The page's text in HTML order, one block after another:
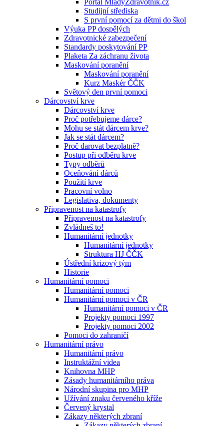
Portál MladyZdravotnik.cz
Studijní střediska
S první pomocí za dětmi do škol
Výuka PP dospělých
Zdravotnické zabezpečení
Standardy poskytování PP
Plaketa Za záchranu života
Maskování poranění
Maskování poranění
Kurz Maskér ČČK
Světový den první pomoci
Dárcovství krve
Dárcovství krve
Proč potřebujeme dárce?
Mohu se stát dárcem krve?
Jak se stát dárcem?
Proč darovat bezplatně?
Postup při odběru krve
Typy odběrů
Oceňování dárců
Použití krve
Pracovní volno
Legislativa, dokumenty
Připravenost na katastrofy
Připravenost na katastrofy
Zvládneš to!
Humanitární jednotky
Humanitární jednotky
Struktura HJ ČČK
Ústřední krizový tým
Historie
Humanitární pomoci
Humanitární pomoci
Humanitární pomoci v ČR
Humanitární pomoci v ČR
Projekty pomoci 1997
Projekty pomoci 2002
Pomoci do zahraničí
Humanitární právo
Humanitární právo
Instruktážní videa
Knihovna MHP
Zásady humanitárního práva
Národní skupina pro MHP
Užívání znaku červeného kříže
Červený krystal
Zákazy některých zbraní